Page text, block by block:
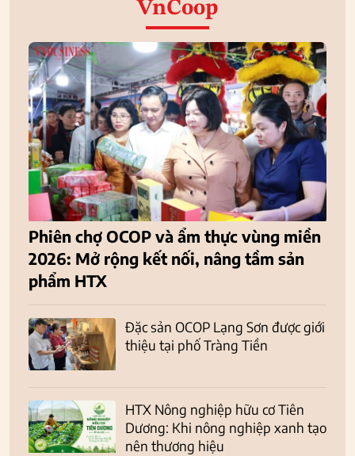
VnCoop
Phiên chợ OCOP và ẩm thực vùng miền
2026: Mở rộng kết nối, nâng tầm sản
phẩm HTX
Đặc sản OCOP Lạng Sơn được giới
thiệu tại phố Tràng Tiền
HTX Nông nghiệp hữu cơ Tiên
Dương: Khi nông nghiệp xanh tạo
nên thương hiệu